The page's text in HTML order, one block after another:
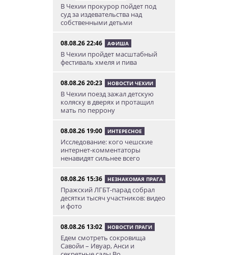
В Чехии прокурор пойдет под
суд за издевательства над
собственными детьми
08.08.26 22:46 АФИША
В Чехии пройдет масштабный
фестиваль хмеля и пива
08.08.26 20:23 НОВОСТИ ЧЕХИИ
В Чехии поезд зажал детскую
коляску в дверях и протащил
мать по перрону
08.08.26 19:00 ИНТЕРЕСНОЕ
Исследование: кого чешские
интернет-комментаторы
ненавидят сильнее всего
08.08.26 15:36 НЕЗНАКОМАЯ ПРАГА
Пражский ЛГБТ-парад собрал
десятки тысяч участников: видео
и фото
08.08.26 13:02 НОВОСТИ ПРАГИ
Едем смотреть сокровища
Савойи – Ивуар, Анси и